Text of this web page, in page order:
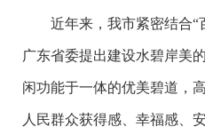
近年来，我市紧密结合“百
广东省委提出建设水碧岸美
闲功能于一体的优美碧道，
人民群众获得感、幸福感、安